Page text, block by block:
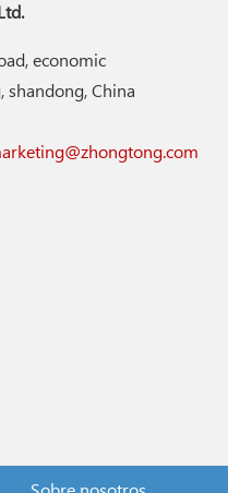
economic
shandong, China